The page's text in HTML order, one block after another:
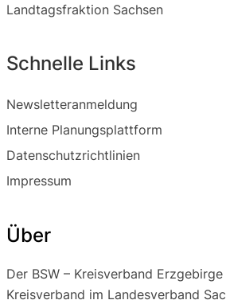
Landtagsfraktion Sachsen
Schnelle Links
Newsletteranmeldung
Interne Planungsplattform
Datenschutzrichtlinien
Impressum
Über
Der BSW – Kreisverband
Kreisverband im Landesverband